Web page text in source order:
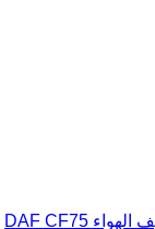
مشعاع جهاز تكييف الهواء DAF CF75